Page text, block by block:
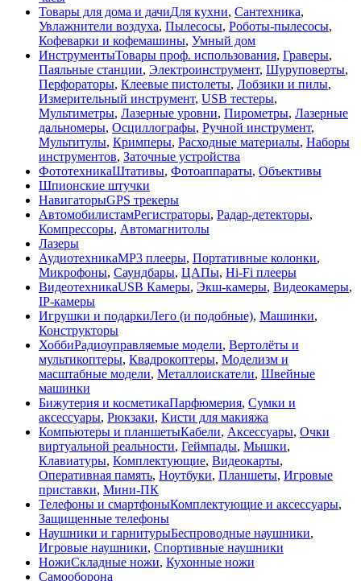
Товары для дома и дачиДля кухни, Сантехника,
Увлажнители воздуха, Пылесосы, Роботы-пылесосы,
Кофеварки и кофемашины, Умный дом
ИнструментыТовары проф. использования, Граверы,
Паяльные станции, Электроинструмент, Шуруповерты,
Перфораторы, Клеевые пистолеты, Лобзики и пилы,
Измерительный инструмент, USB тестеры,
Мультиметры, Лазерные уровни, Пирометры, Лазерные
дальномеры, Осциллографы, Ручной инструмент,
Мультитулы, Кримперы, Расходные материалы, Наборы
инструментов, Заточные устройства
ФототехникаШтативы, Фотоаппараты, Объективы
Шпионские штучки
НавигаторыGPS трекеры
АвтомобилистамРегистраторы, Радар-детекторы,
Компрессоры, Автомагнитолы
Лазеры
АудиотехникаMP3 плееры, Портативные колонки,
Микрофоны, Саундбары, ЦАПы, Hi-Fi плееры
ВидеотехникаUSB Камеры, Экш-камеры, Видеокамеры,
IP-камеры
Игрушки и подаркиЛего (и подобные), Машинки,
Конструкторы
ХоббиРадиоуправляемые модели, Вертолёты и
мультикоптеры, Квадрокоптеры, Моделизм и
масштабные модели, Металлоискатели, Швейные
машинки
Бижутерия и косметикаПарфюмерия, Сумки и
аксессуары, Рюкзаки, Кисти для макияжа
Компьютеры и планшетыКабели, Аксессуары, Очки
виртуальной реальности, Геймпады, Мышки,
Клавиатуры, Комплектующие, Видеокарты,
Оперативная память, Ноутбуки, Планшеты, Игровые
приставки, Мини-ПК
Телефоны и смартфоныКомплектующие и аксессуары,
Защищенные телефоны
Наушники и гарнитурыБеспроводные наушники,
Игровые наушники, Спортивные наушники
НожиСкладные ножи, Кухонные ножи
Самооборона